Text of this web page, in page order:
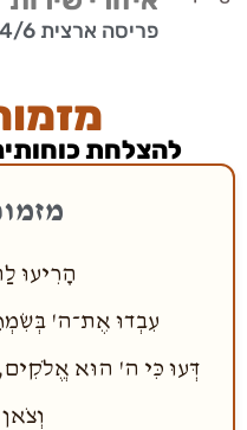
פריסה ארצית 24/6
להצלחת
הָרִיעוּ
עִבְדוּ אֶת־ה'
דְּעוּ כִּי ה' הוּא